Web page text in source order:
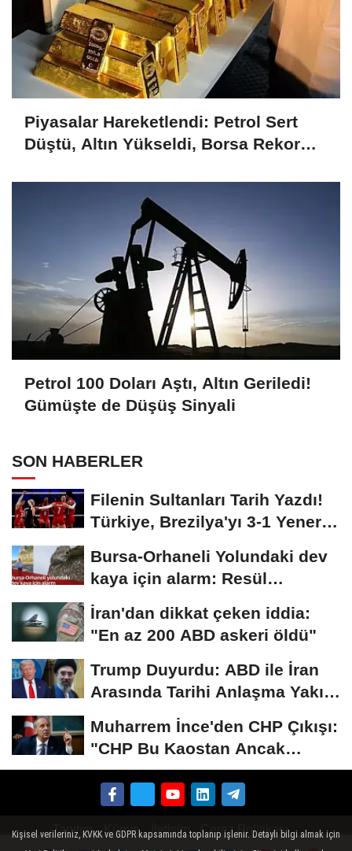
Piyasalar Hareketlendi: Petrol Sert
Düştü, Altın Yükseldi, Borsa Rekor
Petrol 100 Doları Aştı, Altın Geriledi!
Gümüşte de Düşüş Sinyali
SON HABERLER
Filenin Sultanları Tarih Yazdı!
Türkiye, Brezilya'yı 3-1 Yenerek
Bursa-Orhaneli Yolundaki dev
kaya için alarm: Resül
Kaplan'dan yetkililere...
İran'dan dikkat çeken iddia:
"En az 200 ABD askeri öldü"
Trump Duyurdu: ABD ile İran
Arasında Tarihi Anlaşma Yakın!
Muharrem İnce'den CHP Çıkışı:
"CHP Bu Kaostan Ancak
Üyelerle Genel...
Tanıtım Künye İletişim Çerez Politikası
Kişisel verileriniz, KVKK ve GDPR kapsamında toplanıp işlenir. Detaylı bilgi almak için